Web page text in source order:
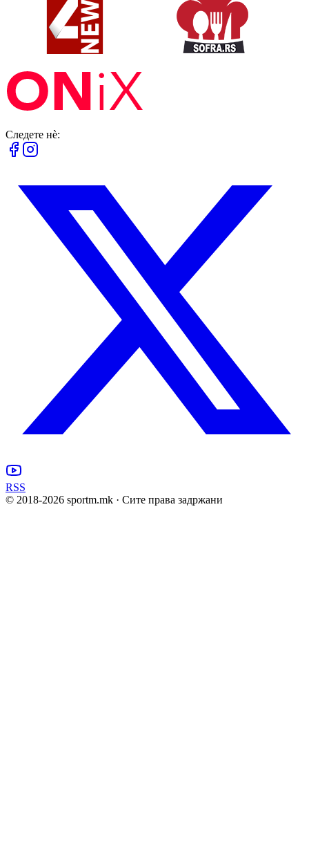
Следете нè:
RSS
© 2018-2026 sportm.mk · Сите права задржани